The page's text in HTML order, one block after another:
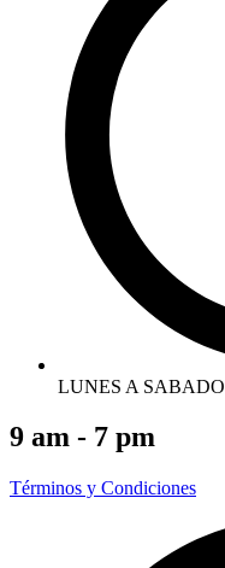
LUNES A SABADO
9 am - 7 pm
Términos y Condiciones